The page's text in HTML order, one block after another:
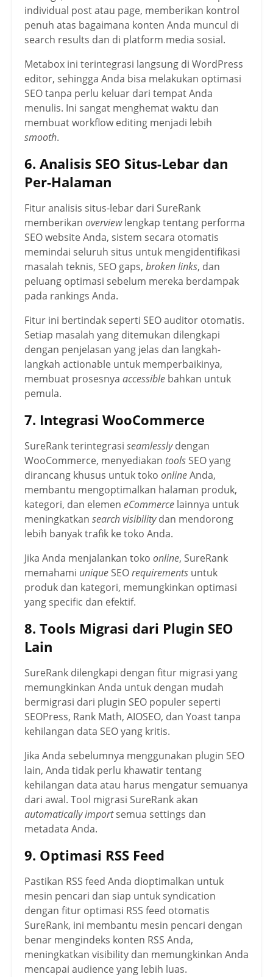
individual post atau page, memberikan kontrol
penuh atas bagaimana konten Anda muncul di
search results dan di platform media sosial.
Metabox ini terintegrasi langsung di WordPress
editor, sehingga Anda bisa melakukan optimasi
SEO tanpa perlu keluar dari tempat Anda
menulis. Ini sangat menghemat waktu dan
membuat workflow editing menjadi lebih
smooth.
6. Analisis SEO Situs-Lebar dan
Per-Halaman
Fitur analisis situs-lebar dari SureRank
memberikan overviewlengkap tentang performa
SEO website Anda, sistem secara otomatis
memindai seluruh situs untuk mengidentifikasi
masalah teknis, SEO gaps, broken links, dan
peluang optimasi sebelum mereka berdampak
pada rankings Anda.
Fitur ini bertindak seperti SEO auditor otomatis.
Setiap masalah yang ditemukan dilengkapi
dengan penjelasan yang jelas dan langkah-
langkah actionable untuk memperbaikinya,
membuat prosesnya accessible bahkan untuk
pemula.
7. Integrasi WooCommerce
SureRank terintegrasi seamlesslydengan
WooCommerce, menyediakan tools SEO yang
dirancang khusus untuk toko onlineAnda,
membantu mengoptimalkan halaman produk,
kategori, dan elemen eCommerce lainnya untuk
meningkatkan search visibilitydan mendorong
lebih banyak trafik ke toko Anda.
Jika Anda menjalankan toko online, SureRank
memahami unique SEOrequirements untuk
produk dan kategori, memungkinkan optimasi
yang specific dan efektif.
8. Tools Migrasi dari Plugin SEO
Lain
SureRank dilengkapi dengan fitur migrasi yang
memungkinkan Anda untuk dengan mudah
bermigrasi dari plugin SEO populer seperti
SEOPress, Rank Math, AIOSEO, dan Yoast tanpa
kehilangan data SEO yang kritis.
Jika Anda sebelumnya menggunakan plugin SEO
lain, Anda tidak perlu khawatir tentang
kehilangan data atau harus mengatur semuanya
dari awal. Tool migrasi SureRank akan
automatically importsemua settings dan
metadata Anda.
9. Optimasi RSS Feed
Pastikan RSS feed Anda dioptimalkan untuk
mesin pencari dan siap untuk syndication
dengan fitur optimasi RSS feed otomatis
SureRank, ini membantu mesin pencari dengan
benar mengindeks konten RSS Anda,
meningkatkan visibility dan memungkinkan Anda
mencapai audience yang lebih luas.